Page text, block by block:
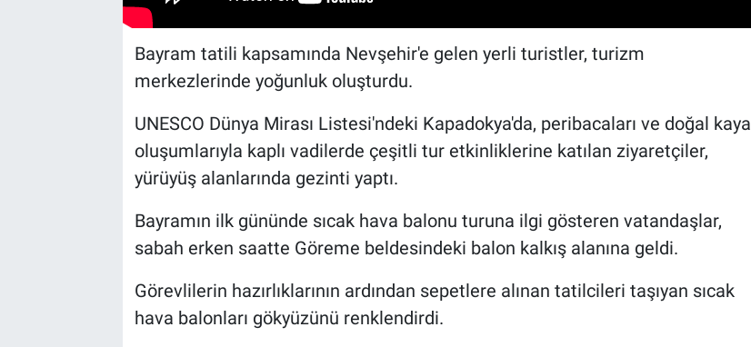
Bayram tatili kapsamında Nevşehir'e gelen yerli turistler, turizm
merkezlerinde yoğunluk oluşturdu.
UNESCO Dünya Mirası Listesi'ndeki Kapadokya'da, peribacaları ve doğal kaya
oluşumlarıyla kaplı vadilerde çeşitli tur etkinliklerine katılan ziyaretçiler,
yürüyüş alanlarında gezinti yaptı.
Bayramın ilk gününde sıcak hava balonu turuna ilgi gösteren vatandaşlar,
sabah erken saatte Göreme beldesindeki balon kalkış alanına geldi.
Görevlilerin hazırlıklarının ardından sepetlere alınan tatilcileri taşıyan sıcak
hava balonları gökyüzünü renklendirdi.